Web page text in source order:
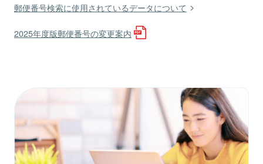
郵便番号検索に使用されているデータについて
2025年度版郵便番号の変更案内